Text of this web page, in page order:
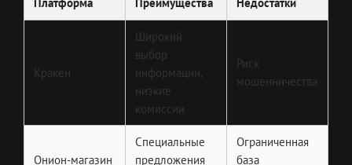
Кракен
Широкий
выбор
информации,
низкие
комиссии
Риск
мошенничества
Онион-магазин
Специальные
предложения
Ограниченная
база